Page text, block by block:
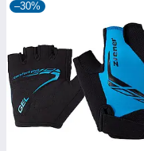
–30%